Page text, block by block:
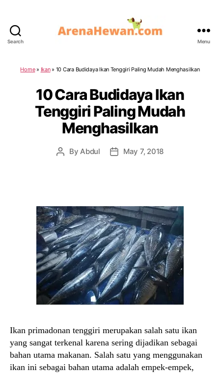
Search Menu
Home» Ikan» 10 Cara Budidaya Ikan Tenggiri Paling Mudah Menghasilkan
10 Cara Budidaya Ikan
Tenggiri Paling Mudah
Menghasilkan
PostByAbdul
PostMay 7, 2018
Ikan primadonan tenggiri merupakan salah satu ikan
yang sangat terkenal karena sering dijadikan sebagai
bahan utama makanan. Salah satu yang menggunakan
ikan ini sebagai bahan utama adalah empek-empek,